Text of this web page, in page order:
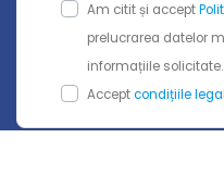
Am citit și accept
prelucrarea datelor
informațiile solicitate.
Acceptcondițiile